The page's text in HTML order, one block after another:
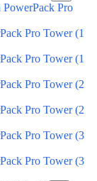
Pro
Pro Tower (1
Pro Tower (1
Pro Tower (2
Pro Tower (2
Pro Tower (3
Pro Tower (3